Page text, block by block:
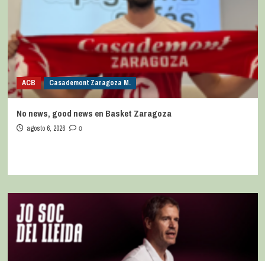
ACB Casademont Zaragoza M.
No news, good news en Basket Zaragoza
agosto 6, 2026 0